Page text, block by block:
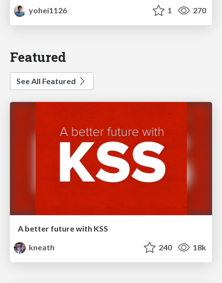
yohei1126
1 270
Featured
See All Featured
A better future with KSS
kneath
240 18k